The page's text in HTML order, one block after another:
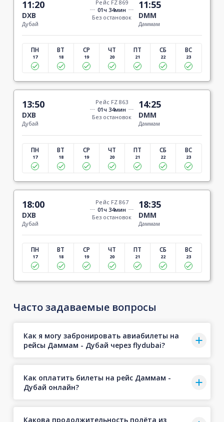
11:20
DXB
Дубай
Рейс FZ 869
01ч 34мин
Без остановок
11:55
DMM
Даммам
ПН
17
ВТ
18
СР
19
ЧТ
20
ПТ
21
СБ
22
ВС
23
13:50
DXB
Дубай
Рейс FZ 863
01ч 34мин
Без остановок
14:25
DMM
Даммам
ПН
17
ВТ
18
СР
19
ЧТ
20
ПТ
21
СБ
22
ВС
23
18:00
DXB
Дубай
Рейс FZ 867
01ч 34мин
Без остановок
18:35
DMM
Даммам
ПН
17
ВТ
18
СР
19
ЧТ
20
ПТ
21
СБ
22
ВС
23
Часто задаваемые вопросы
Как я могу забронировать авиабилеты на
рейсы Даммам - Дубай через flydubai?
Как оплатить билеты на рейс Даммам -
Дубай онлайн?
Какова продолжительность полёта из